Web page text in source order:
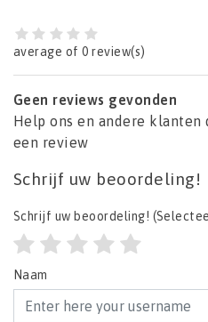
average of 0 review(s)
Geen reviews gevonden
Help ons en andere klanten
een review
Schrijf uw beoordeling!
Schrijf uw beoordeling!
Naam